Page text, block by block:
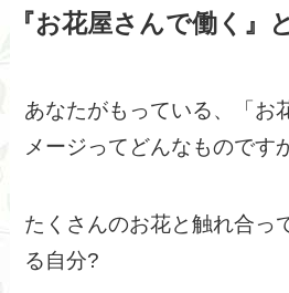
『お花屋さんで働く』
あなたがもっている、「お
メージってどんなものです
たくさんのお花と触れ合っ
る自分?